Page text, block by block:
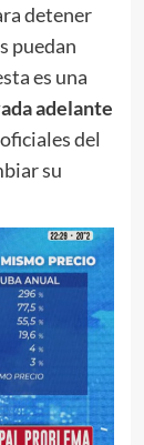
detener
puedan
es una
adelante
del
su